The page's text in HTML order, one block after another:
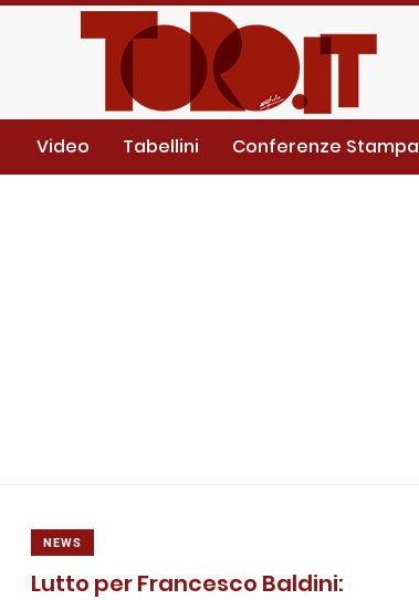
Video Tabellini Conferenze Stampa
NEWS
Lutto per Francesco Baldini: